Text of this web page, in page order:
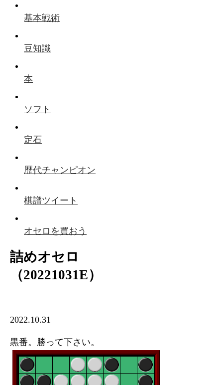
基本戦術
豆知識
本
ソフト
定石
歴代チャンピオン
棋譜ツイート
オセロを買おう
詰めオセロ
（20221031E）
2022.10.31
黒番。勝って下さい。